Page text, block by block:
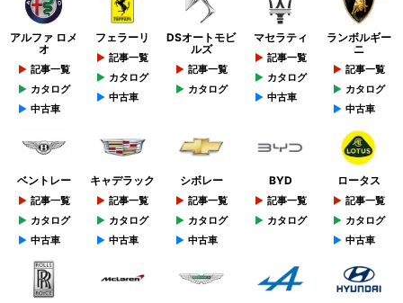
アルファ ロメ
オ
記事一覧
カタログ
中古車
フェラーリ
記事一覧
カタログ
中古車
DSオートモビ
ルズ
記事一覧
カタログ
マセラティ
記事一覧
カタログ
中古車
ランボルギー
ニ
記事一覧
カタログ
中古車
ベントレー
記事一覧
カタログ
中古車
キャデラック
記事一覧
カタログ
中古車
シボレー
記事一覧
カタログ
中古車
BYD
記事一覧
カタログ
ロータス
記事一覧
カタログ
中古車